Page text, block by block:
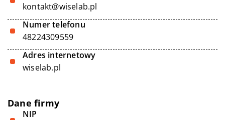
kontakt@wiselab.pl
Numer telefonu
48224309559
Adres internetowy
wiselab.pl
Dane firmy
NIP